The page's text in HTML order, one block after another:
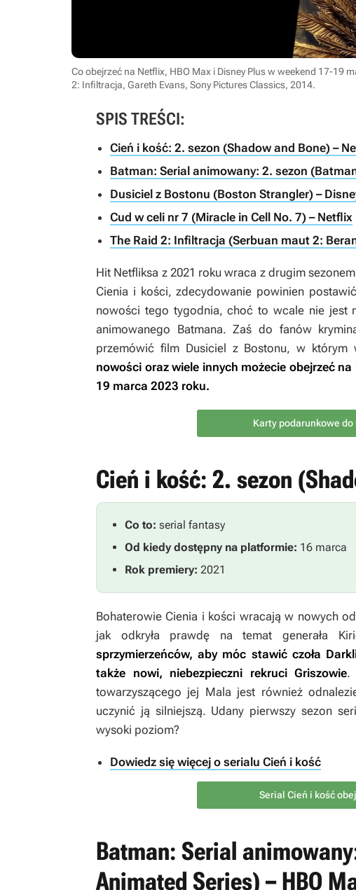
Co obejrzeć na Netflix, HBO Max i Disney Plus w weekend 17-19
2: Infiltracja, Gareth Evans, Sony Pictures Classics, 2014.
SPIS TREŚCI:
Cień i kość: 2. sezon (Shadow and Bone) –
Batman: Serial animowany: 2. sezon
Dusiciel z Bostonu (Boston Strangler) –
Cud w celi nr 7 (Miracle in Cell No. 7) – Netflix
The Raid 2: Infiltracja (Serbuan maut 2:
Hit Netfliksa z 2021 roku wraca z drugim
Cienia i kości, zdecydowanie powinien
nowości tego tygodnia, choć to wcale nie jest
animowanego Batmana. Zaś do fanów
przemówić film Dusiciel z Bostonu, w którym
nowości oraz wiele innych możecie obejrzeć
19 marca 2023 roku.
Karty podarunkowe
Cień i kość: 2. sezon
Co to: serial fantasy
Od kiedy dostępny na platformie: 16 marca
Rok premiery: 2021
Bohaterowie Cienia i kości wracają w nowych
jak odkryła prawdę na temat generała
sprzymierzeńców, aby móc stawić czoła
także nowi, niebezpieczni rekruci Griszowie.
towarzyszącego jej Mala jest również
uczynić ją silniejszą. Udany pierwszy sezon
wysoki poziom?
Dowiedz się więcej o serialu Cień i kość
Serial Cień i kość
Batman: Serial
Animated Series) – HBO